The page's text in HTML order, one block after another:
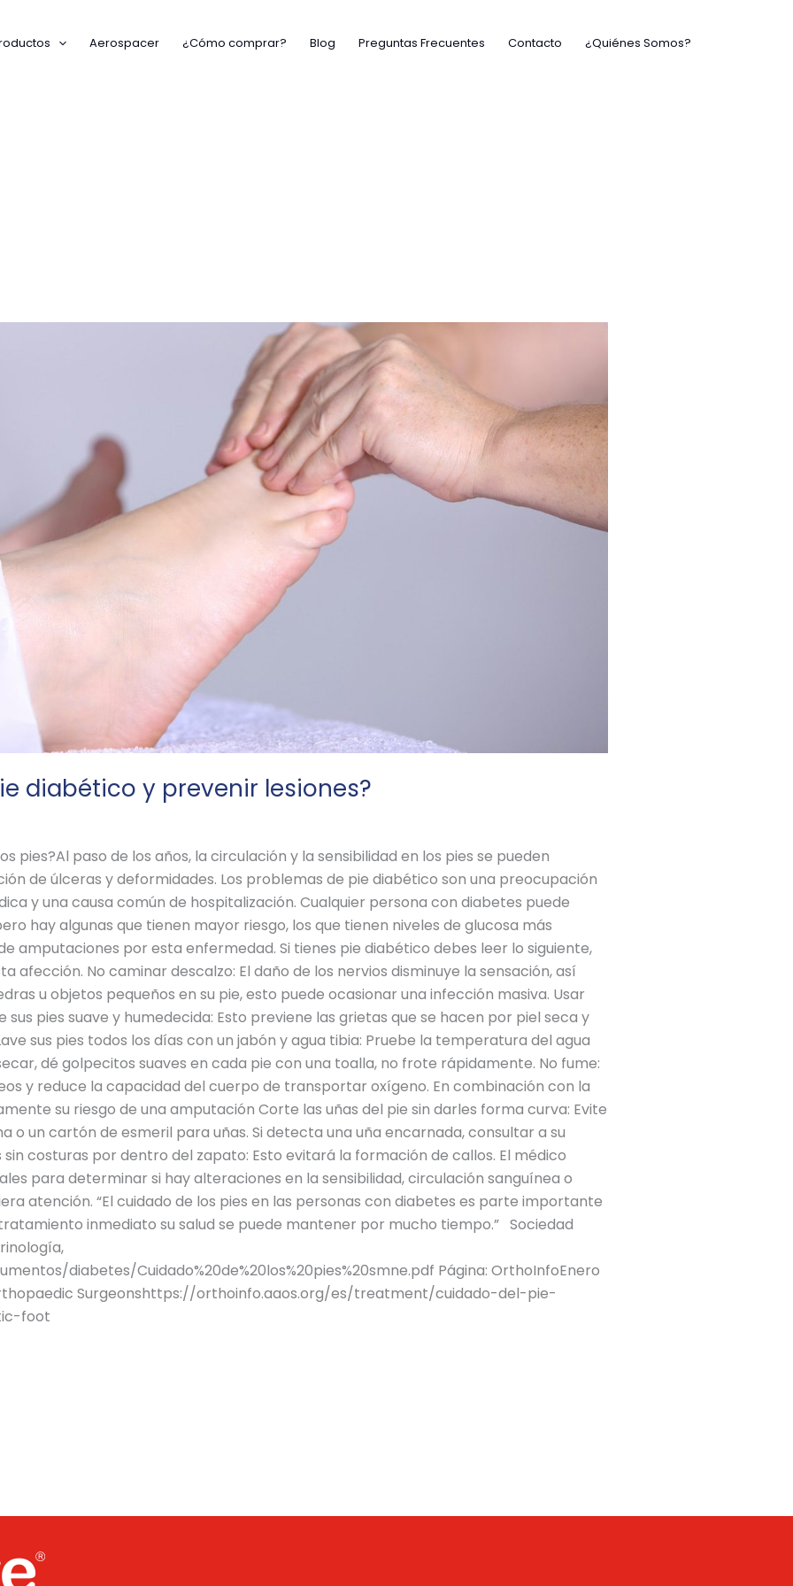
Aerospacer ¿Cómo comprar? Blog Preguntas Frecuentes Contacto ¿Quiénes Somos?
diabético y prevenir lesiones?
pies?Al paso de los años, la circulación y la sensibilidad en los pies se pueden
de úlceras y deformidades. Los problemas de pie diabético son una preocupación
y una causa común de hospitalización. Cualquier persona con diabetes puede
hay algunas que tienen mayor riesgo, los que tienen niveles de glucosa más
amputaciones por esta enfermedad. Si tienes pie diabético debes leer lo siguiente,
afección. No caminar descalzo: El daño de los nervios disminuye la sensación, así
u objetos pequeños en su pie, esto puede ocasionar una infección masiva. Usar
pies suave y humedecida: Esto previene las grietas que se hacen por piel seca y
sus pies todos los días con un jabón y agua tibia: Pruebe la temperatura del agua
dé golpecitos suaves en cada pie con una toalla, no frote rápidamente. No fume:
y reduce la capacidad del cuerpo de transportar oxígeno. En combinación con la
su riesgo de una amputación Corte las uñas del pie sin darles forma curva: Evite
o un cartón de esmeril para uñas. Si detecta una uña encarnada, consultar a su
costuras por dentro del zapato: Esto evitará la formación de callos. El médico
para determinar si hay alteraciones en la sensibilidad, circulación sanguínea o
atención. “El cuidado de los pies en las personas con diabetes es parte importante
inmediato su salud se puede mantener por mucho tiempo.” Sociedad
diabetes/Cuidado%20de%20los%20pies%20smne.pdf Página: OrthoInfoEnero
Surgeonshttps://orthoinfo.aaos.org/es/treatment/cuidado-del-pie-
foot